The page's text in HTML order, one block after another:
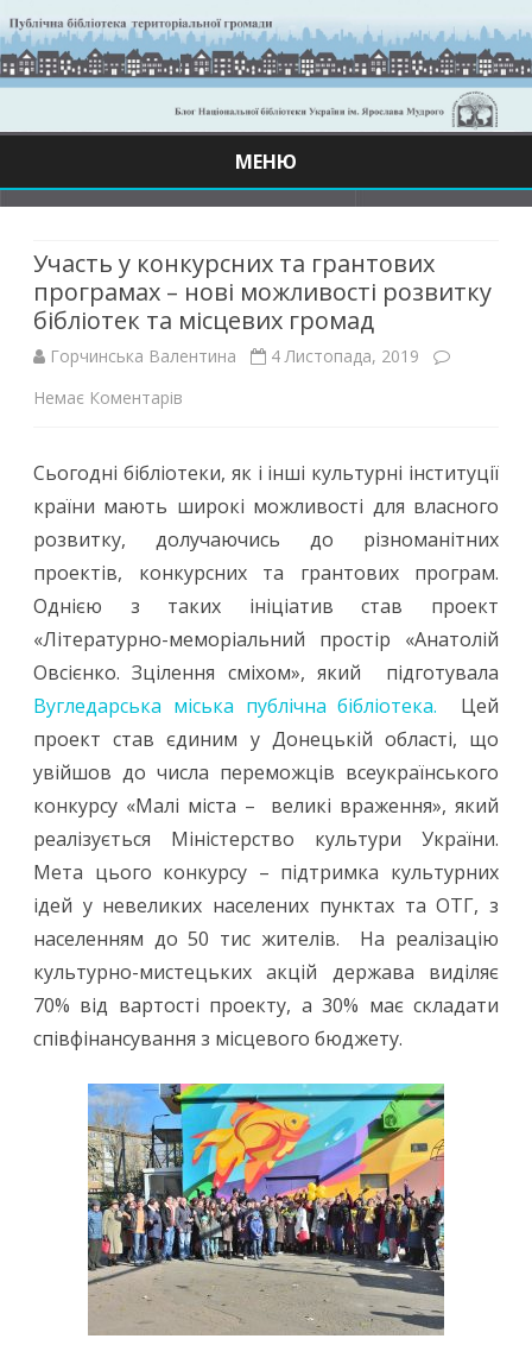
МЕНЮ
Участь у конкурсних та грантових
програмах – нові можливості розвитку
бібліотек та місцевих громад
Горчинська Валентина
4 Листопада, 2019
Немає Коментарів
у
конкурсних
грантових
програмах
можливості
розвитку
бібліотек
місцевих
громад
Сьогодні бібліотеки, як і інші культурні інституції
країни мають широкі можливості для власного
розвитку, долучаючись до різноманітних
проектів, конкурсних та грантових програм.
Однією з таких ініціатив став проект
«Літературно-меморіальний простір «Анатолій
Овсієнко. Зцілення сміхом», який підготувала
Вугледарська міська публічна бібліотека.
Цей
проект став єдиним у Донецькій області, що
увійшов до числа переможців всеукраїнського
конкурсу «Малі міста – великі враження», який
реалізується Міністерство культури України.
Мета цього конкурсу – підтримка культурних
ідей у невеликих населених пунктах та ОТГ, з
населенням до 50 тис жителів. На реалізацію
культурно-мистецьких акцій держава виділяє
70% від вартості проекту, а 30% має складати
співфінансування з місцевого бюджету.